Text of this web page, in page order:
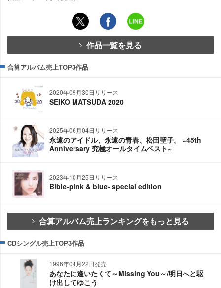
作品一覧を見る
合算アルバム売上TOP3作品
2020年09月30日リリース
SEIKO MATSUDA 2020
2025年06月04日リリース
永遠のアイドル、永遠の青春、松田聖子。 ~45th
Anniversary 究極オールタイムベスト~
2023年10月25日リリース
Bible-pink & blue- special edition
合算アルバム売上ランキングをもっと見る
CDシングル売上TOP3作品
1996年04月22日発売
あなたに逢いたくて～Missing You～/明日へと駆
け出してゆこう